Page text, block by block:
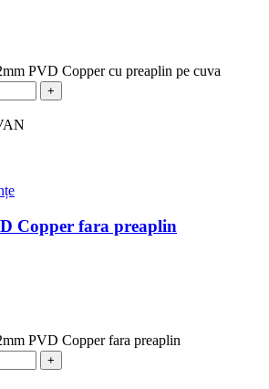
PVD Copper cu preaplin pe cuva
Copper fara preaplin
PVD Copper fara preaplin